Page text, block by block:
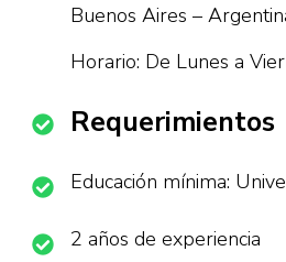
Buenos Aires –
Horario: De Lunes a
Requerimientos
Educación mínima:
2 años de experiencia